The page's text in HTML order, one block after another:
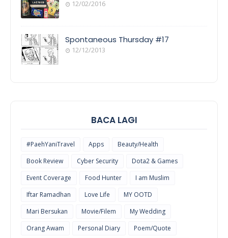
THINGS
12/02/2016
Spontaneous Thursday #17
12/12/2013
BACA LAGI
#PaehYaniTravel Apps
Beauty/Health
Book Review
Cyber Security
Dota2 & Games
Event Coverage
Food Hunter
I am Muslim
Iftar Ramadhan
Love Life
MY OOTD
Mari Bersukan
Movie/Filem
My Wedding
Orang Awam
Personal Diary
Poem/Quote